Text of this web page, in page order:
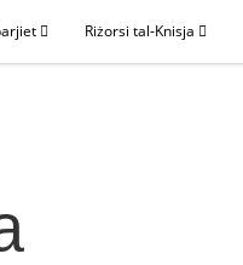
Riżorsi tal-Knisja